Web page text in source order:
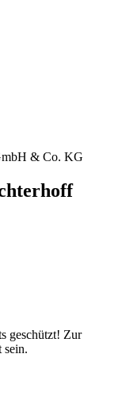
& Co. KG
geschützt! Zur
sein.